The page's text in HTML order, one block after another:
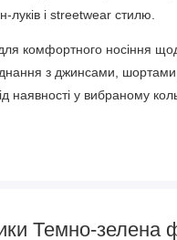
і streetwear стилю.
комфортного носіння
з джинсами,
наявності у вибраному
Темно-